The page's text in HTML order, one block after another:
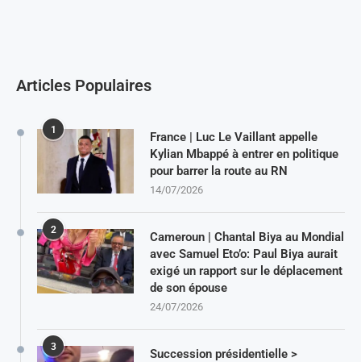
Articles Populaires
1
France | Luc Le Vaillant appelle
Kylian Mbappé à entrer en politique
pour barrer la route au RN
14/07/2026
2
Cameroun | Chantal Biya au Mondial
avec Samuel Eto’o: Paul Biya aurait
exigé un rapport sur le déplacement
de son épouse
24/07/2026
3
Succession présidentielle >